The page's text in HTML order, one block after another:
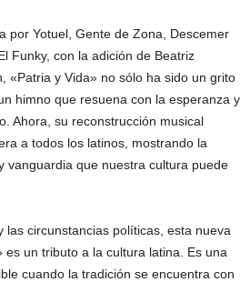
por Yotuel, Gente de Zona, Descemer
Funky, con la adición de Beatriz
«Patria y Vida» no sólo ha sido un grito
himno que resuena con la esperanza y
Ahora, su reconstrucción musical
a todos los latinos, mostrando la
vanguardia que nuestra cultura puede
las circunstancias políticas, esta nueva
es un tributo a la cultura latina. Es una
cuando la tradición se encuentra con